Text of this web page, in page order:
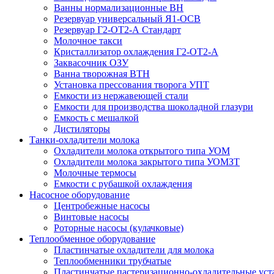
Ванны нормализационные ВН
Резервуар универсальный Я1-ОСВ
Резервуар Г2-ОТ2-А Стандарт
Молочное такси
Кристаллизатор охлаждения Г2-ОТ2-А
Заквасочник ОЗУ
Ванна творожная ВТН
Установка прессования творога УПТ
Емкости из нержавеющей стали
Емкости для производства шоколадной глазури
Емкость с мешалкой
Дистиляторы
Танки-охладители молока
Охладители молока открытого типа УОМ
Охладители молока закрытого типа УОМЗТ
Молочные термосы
Емкости с рубашкой охлаждения
Насосное оборудование
Центробежные насосы
Винтовые насосы
Роторные насосы (кулачковые)
Теплообменное оборудование
Пластинчатые охладители для молока
Теплообменники трубчатые
Пластинчатые пастеризационно-охладительные